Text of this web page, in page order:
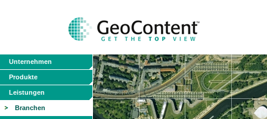
Unternehmen
Produkte
Leistungen
Branchen